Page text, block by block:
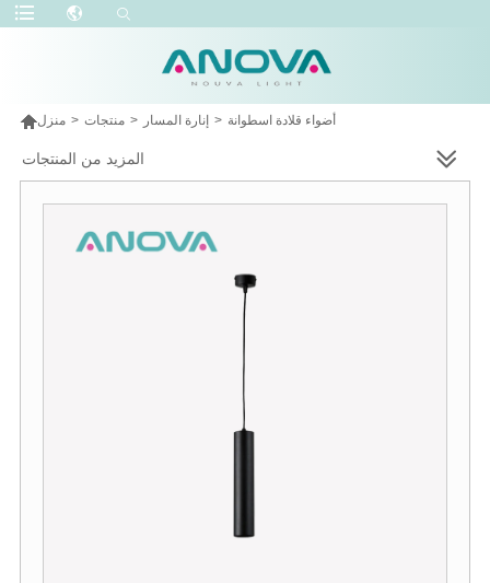
منزل > منتجات > إنارة المسار > أضواء قلادة اسطوانة
المزيد من المنتجات